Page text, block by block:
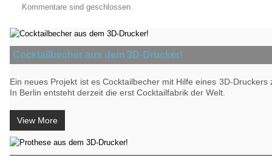
Kommentare sind geschlossen.
Cocktailbecher aus dem 3D-Drucker!
Ein neues Projekt ist es Cocktailbecher mit Hilfe eines 3D-Druckers
In Berlin entsteht derzeit die erst Cocktailfabrik der Welt.
View More